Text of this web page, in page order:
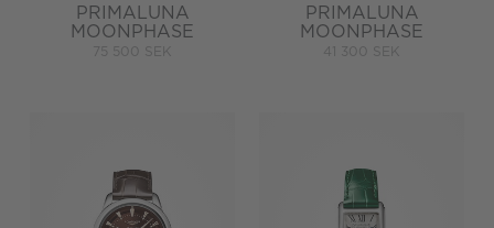
PRIMALUNA
MOONPHASE
75 500 SEK
PRIMALUNA
MOONPHASE
41 300 SEK